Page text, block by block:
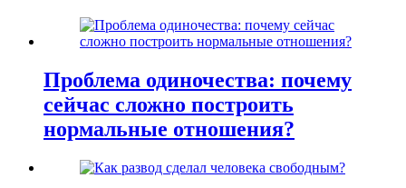
Проблема одиночества: почему
сейчас сложно построить
нормальные отношения?